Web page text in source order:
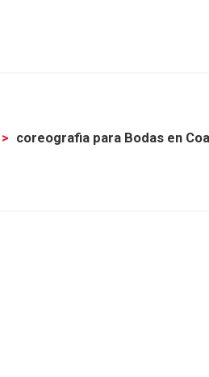
coreografia para Bodas en